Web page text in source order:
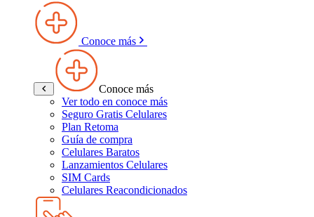
Conoce más
Conoce más
Ver todo en conoce más
Seguro Gratis Celulares
Plan Retoma
Guía de compra
Celulares Baratos
Lanzamientos Celulares
SIM Cards
Celulares Reacondicionados